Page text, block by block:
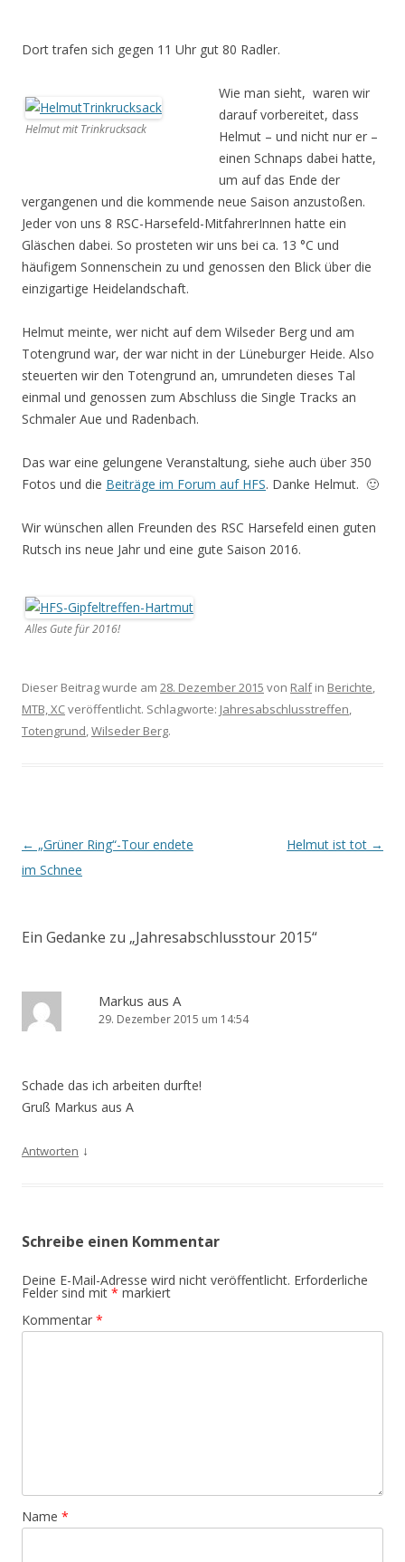
Dort trafen sich gegen 11 Uhr gut 80 Radler.
Helmut mit Trinkrucksack
Wie man sieht, waren wir
darauf vorbereitet, dass
Helmut – und nicht nur er –
einen Schnaps dabei hatte,
um auf das Ende der
vergangenen und die kommende neue Saison anzustoßen.
Jeder von uns 8 RSC-Harsefeld-MitfahrerInnen hatte ein
Gläschen dabei. So prosteten wir uns bei ca. 13 °C und
häufigem Sonnenschein zu und genossen den Blick über die
einzigartige Heidelandschaft.
Helmut meinte, wer nicht auf dem Wilseder Berg und am
Totengrund war, der war nicht in der Lüneburger Heide. Also
steuerten wir den Totengrund an, umrundeten dieses Tal
einmal und genossen zum Abschluss die Single Tracks an
Schmaler Aue und Radenbach.
Das war eine gelungene Veranstaltung, siehe auch über 350
Fotos und die Beiträge im Forum auf HFS. Danke Helmut. 🙂
Wir wünschen allen Freunden des RSC Harsefeld einen guten
Rutsch ins neue Jahr und eine gute Saison 2016.
Alles Gute für 2016!
Dieser Beitrag wurde am 28. Dezember 2015 von Ralfin Berichte,
MTB, XCveröffentlicht. Schlagworte: Jahresabschlusstreffen,
Totengrund,Wilseder Berg.
Beitrags-
Navigation
← „Grüner Ring“-Tour endete
im Schnee
Helmut ist tot →
Ein Gedanke zu „Jahresabschlusstour 2015“
Markus aus A
29. Dezember 2015 um 14:54
Schade das ich arbeiten durfte!
Gruß Markus aus A
Antworten ↓
Schreibe einen Kommentar
Deine E-Mail-Adresse wird nicht veröffentlicht. Erforderliche
Felder sind mit * markiert
Kommentar *
Name *